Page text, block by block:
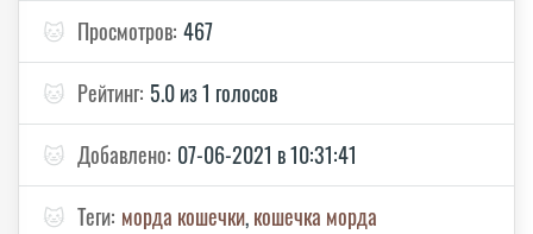
🐱 Просмотров: 467
🐱 Рейтинг: 5.0 из 1 голосов
🐱 Добавлено: 07-06-2021 в 10:31:41
🐱 Теги: морда кошечки,кошечка морда